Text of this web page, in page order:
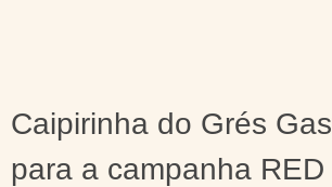
Caipirinha do Grés
para a campanha RED